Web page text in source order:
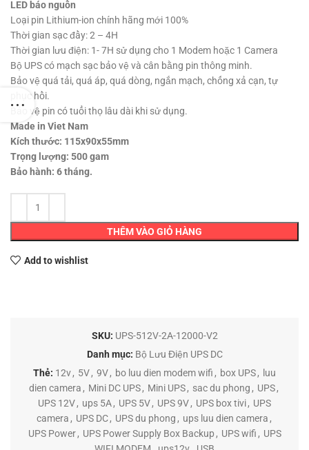
LED báo nguồn
Loại pin Lithium-ion chính hãng mới 100%
Thời gian sạc đầy: 2 – 4H
Thời gian lưu điện: 1- 7H sử dụng cho 1 Modem hoặc 1 Camera
Bộ UPS có mạch sạc bảo vệ và cân bằng pin thông minh.
Bảo vệ quá tải, quá áp, quá dòng, ngắn mạch, chống xả cạn, tự
phục hồi.
Bảo vệ pin có tuổi thọ lâu dài khi sử dụng.
Made in Viet Nam
Kích thước: 115x90x55mm
Trọng lượng: 500 gam
Bảo hành: 6 tháng.
THÊM VÀO GIỎ HÀNG
Add to wishlist
SKU: UPS-512V-2A-12000-V2
Danh mục: Bộ Lưu Điện UPS DC
Thẻ: 12v, 5V, 9V, bo luu dien modem wifi , box UPS,
luu
dien camera , Mini DC UPS, Mini UPS, sac du phong , UPS,
UPS 12V, ups 5A, UPS 5V, UPS 9V, UPS box tivi, UPS
camera , UPS DC , UPS du phong , ups luu dien camera ,
UPS Power , UPS Power Supply Box Backup , UPS wifi , UPS